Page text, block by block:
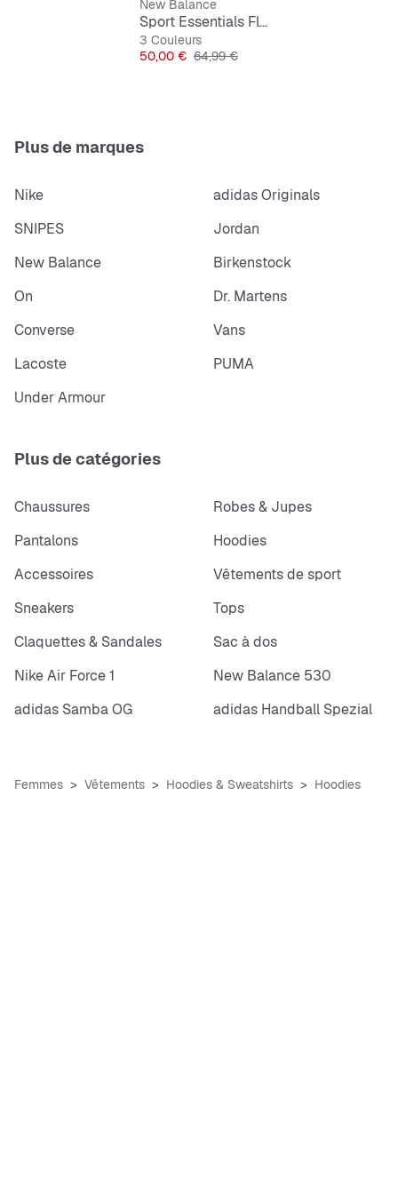
New Balance
Sport Essentials Fleece Hoodie
3 Couleurs
Prix
50,00 € Prix original
64,99 €
Plus de marques
Nike
adidas Originals
SNIPES
Jordan
New Balance
Birkenstock
On
Dr. Martens
Converse
Vans
Lacoste
PUMA
Under Armour
Plus de catégories
Chaussures
Robes & Jupes
Pantalons
Hoodies
Accessoires
Vêtements de sport
Sneakers
Tops
Claquettes & Sandales
Sac à dos
Nike Air Force 1
New Balance 530
adidas Samba OG
adidas Handball Spezial
Femmes Vêtements Hoodies & Sweatshirts Hoodies